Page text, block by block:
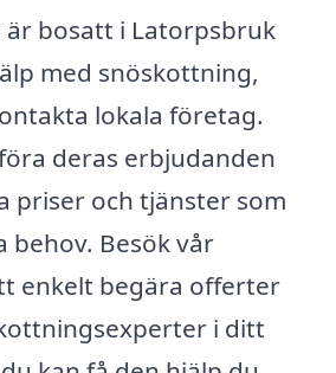
är bosatt i Latorpsbruk
med snöskottning,
lokala företag.
deras erbjudanden
priser och tjänster som
behov. Besök vår
enkelt begära offerter
i ditt